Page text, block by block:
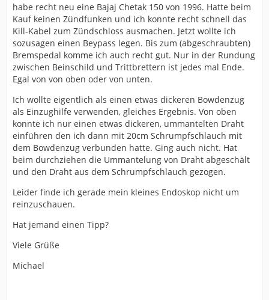
habe recht neu eine Bajaj Chetak 150 von 1996. Hatte beim
Kauf keinen Zündfunken und ich konnte recht schnell das
Kill-Kabel zum Zündschloss ausmachen. Jetzt wollte ich
sozusagen einen Beypass legen. Bis zum (abgeschraubten)
Bremspedal komme ich auch recht gut. Nur in der Rundung
zwischen Beinschild und Trittbrettern ist jedes mal Ende.
Egal von von oben oder von unten.
Ich wollte eigentlich als einen etwas dickeren Bowdenzug
als Einzughilfe verwenden, gleiches Ergebnis. Von oben
konnte ich nur einen etwas dickeren, ummantelten Draht
einführen den ich dann mit 20cm Schrumpfschlauch mit
dem Bowdenzug verbunden hatte. Ging auch nicht. Hat
beim durchziehen die Ummantelung von Draht abgeschält
und den Draht aus dem Schrumpfschlauch gezogen.
Leider finde ich gerade mein kleines Endoskop nicht um
reinzuschauen.
Hat jemand einen Tipp?
Viele Grüße
Michael